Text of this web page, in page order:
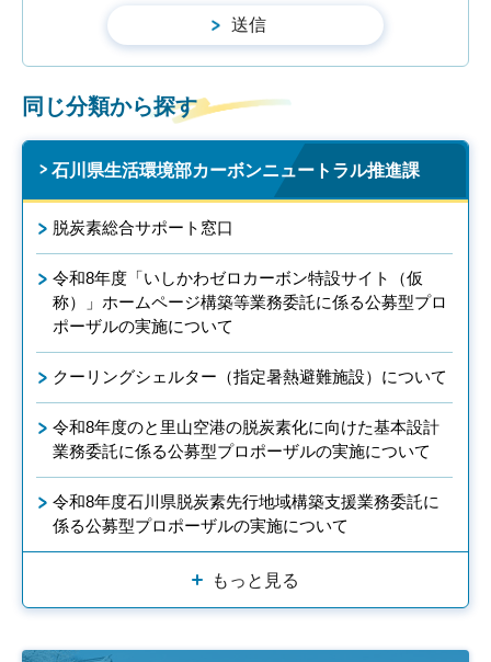
同じ分類から探す
石川県生活環境部カーボンニュートラル推進課
脱炭素総合サポート窓口
令和8年度「いしかわゼロカーボン特設サイト（仮
称）」ホームページ構築等業務委託に係る公募型プロ
ポーザルの実施について
クーリングシェルター（指定暑熱避難施設）について
令和8年度のと里山空港の脱炭素化に向けた基本設計
業務委託に係る公募型プロポーザルの実施について
令和8年度石川県脱炭素先行地域構築支援業務委託に
係る公募型プロポーザルの実施について
もっと見る